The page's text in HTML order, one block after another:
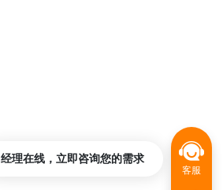
客服
经理在线，立即咨询您的需求